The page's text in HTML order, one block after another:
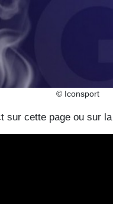
© Iconsport
sur cette page ou sur la